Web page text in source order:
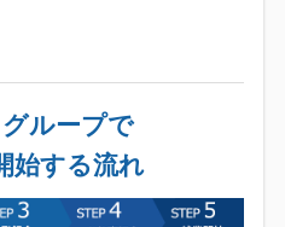
ループで
始する流れ